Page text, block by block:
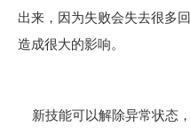
出来，因为失败会失去很多
造成很大的影响。
新技能可以解除异常状态